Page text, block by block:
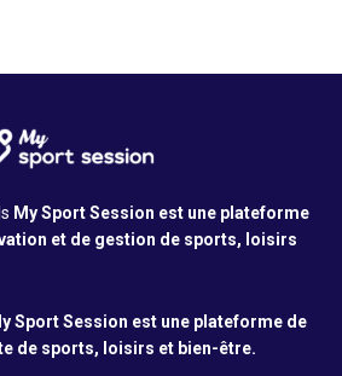
My Sport Session est une plateforme
et de gestion de sports, loisirs
Sport Session est une plateforme de
de sports, loisirs et bien-être.